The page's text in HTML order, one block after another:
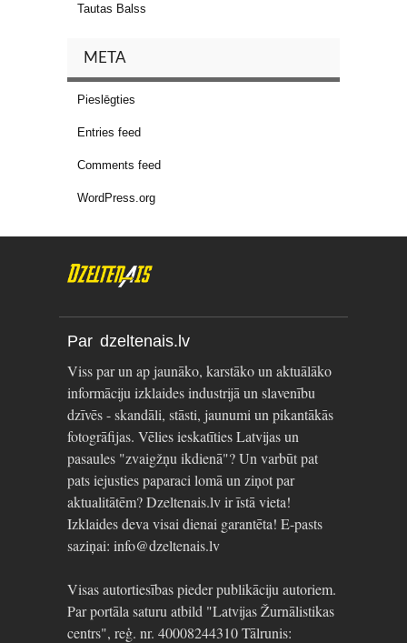
Tautas Balss
META
Pieslēgties
Entries feed
Comments feed
WordPress.org
Par dzeltenais.lv
Viss par un ap jaunāko, karstāko un aktuālāko
informāciju izklaides industrijā un slavenību
dzīvēs - skandāli, stāsti, jaunumi un pikantākās
fotogrāfijas. Vēlies ieskatīties Latvijas un
pasaules "zvaigžņu ikdienā"? Un varbūt pat
pats iejusties paparaci lomā un ziņot par
aktualitātēm? Dzeltenais.lv ir īstā vieta!
Izklaides deva visai dienai garantēta! E-pasts
saziņai: info@dzeltenais.lv
Visas autortiesības pieder publikāciju autoriem.
Par portāla saturu atbild "Latvijas Žurnālistikas
centrs", reģ. nr. 40008244310 Tālrunis: